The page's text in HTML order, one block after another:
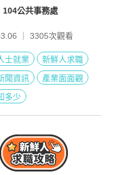
104公共事務處
｜ 3305次觀看
士就業
新鮮人求職
聞資訊
產業面面觀
多少